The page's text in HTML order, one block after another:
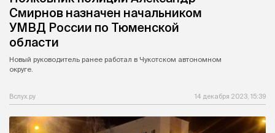
Смирнов назначен начальником
УМВД России по Тюменской
области
Новый руководитель ранее работал в Чукотском автономном
округе.
Вслух.ру 14 декабря 2023, 15:39